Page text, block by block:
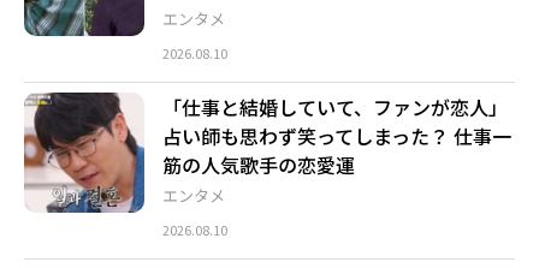
エンタメ
2026.08.10
エンタメ
「仕事と結婚していて、ファンが恋人」
占い師も思わず笑ってしまった？ 仕事一
筋の人気歌手の恋愛運
2026.08.10